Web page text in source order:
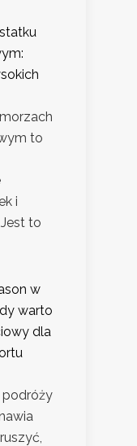
to
i
to
w
warto
dla
podróży